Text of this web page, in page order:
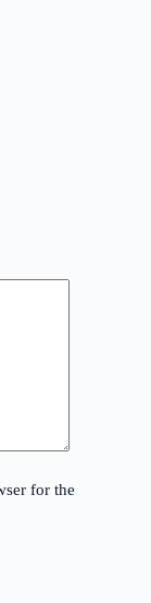
for the